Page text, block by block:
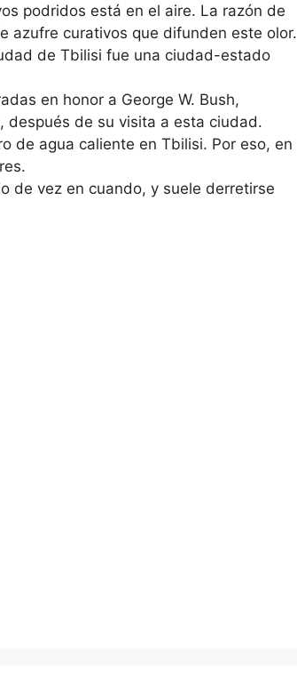
podridos está en el aire. La razón de
azufre curativos que difunden este olor.
de Tbilisi fue una ciudad-estado
en honor a George W. Bush,
después de su visita a esta ciudad.
de agua caliente en Tbilisi. Por eso, en
de vez en cuando, y suele derretirse